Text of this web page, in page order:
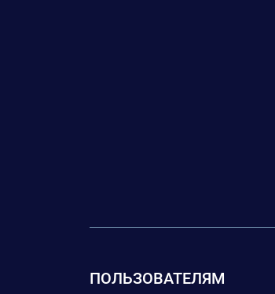
ПОЛЬЗОВАТЕЛЯМ